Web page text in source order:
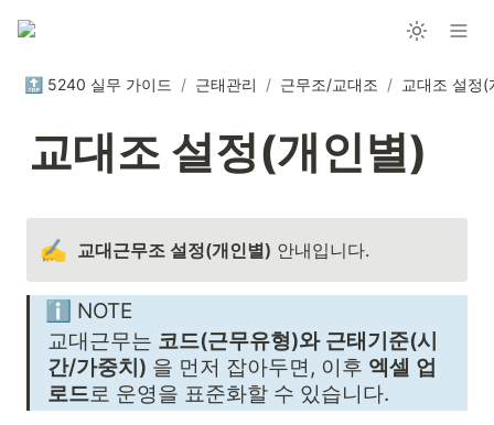
🔝 5240 실무 가이드 / 근태관리 / 근무조/교대조 / 교대조 설정(
교대조 설정(개인별)
✍️ 교대근무조 설정(개인별) 안내입니다.
ℹ️ NOTE
교대근무는 코드(근무유형)와 근태기준(시
간/가중치) 을 먼저 잡아두면, 이후 엑셀 업
로드로 운영을 표준화할 수 있습니다.